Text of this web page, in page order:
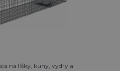
na líšky, kuny, vydry a